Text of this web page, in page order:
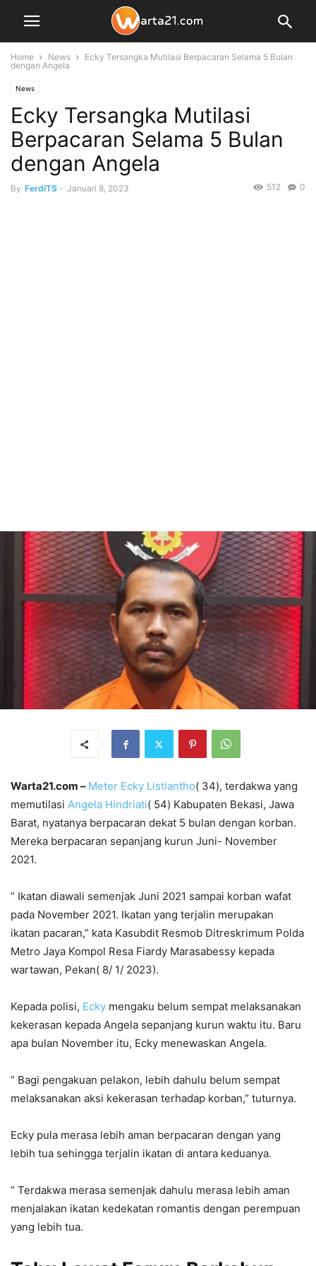
Home News
Ecky Tersangka Mutilasi Berpacaran Selama 5 Bulan
dengan Angela
News
Ecky Tersangka Mutilasi
Berpacaran Selama 5 Bulan
dengan Angela
By FerdiTS - Januari 8, 2023 0
512
Warta21.com – Meter Ecky Listiantho( 34), terdakwa yang
memutilasi Angela Hindriati( 54) Kabupaten Bekasi, Jawa
Barat, nyatanya berpacaran dekat 5 bulan dengan korban.
Mereka berpacaran sepanjang kurun Juni- November
2021.
” Ikatan diawali semenjak Juni 2021 sampai korban wafat
pada November 2021. Ikatan yang terjalin merupakan
ikatan pacaran,” kata Kasubdit Resmob Ditreskrimum Polda
Metro Jaya Kompol Resa Fiardy Marasabessy kepada
wartawan, Pekan( 8/ 1/ 2023).
Kepada polisi, Ecky mengaku belum sempat melaksanakan
kekerasan kepada Angela sepanjang kurun waktu itu. Baru
apa bulan November itu, Ecky menewaskan Angela.
” Bagi pengakuan pelakon, lebih dahulu belum sempat
melaksanakan aksi kekerasan terhadap korban,” tuturnya.
Ecky pula merasa lebih aman berpacaran dengan yang
lebih tua sehingga terjalin ikatan di antara keduanya.
” Terdakwa merasa semenjak dahulu merasa lebih aman
menjalakan ikatan kedekatan romantis dengan perempuan
yang lebih tua.